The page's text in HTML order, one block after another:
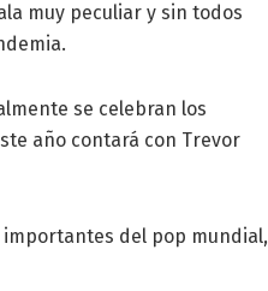
muy peculiar y sin todos
se celebran los
año contará con Trevor
importantes del pop mundial,